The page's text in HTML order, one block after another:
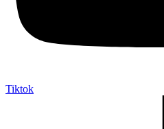
Tiktok